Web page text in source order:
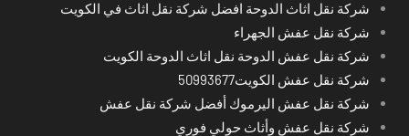
شركة نقل اثاث الدوحة افضل شركة نقل اثاث في الكويت
شركة نقل عفش الجهراء
شركة نقل عفش الدوحة نقل اثاث الدوحة الكويت
شركة نقل عفش الكويت50993677
شركة نقل عفش اليرموك أفضل شركة نقل عفش
شركة نقل عفش وأثاث حولي فوري